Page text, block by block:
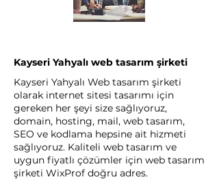
Kayseri Yahyalı web tasarım şirketi
Kayseri Yahyalı Web tasarım şirketi
olarak internet sitesi tasarımı için
gereken her şeyi size sağlıyoruz,
domain, hosting, mail, web tasarım,
SEO ve kodlama hepsine ait hizmeti
sağlıyoruz. Kaliteli web tasarım ve
uygun fiyatlı çözümler için web tasarım
şirketi WixProf doğru adres.